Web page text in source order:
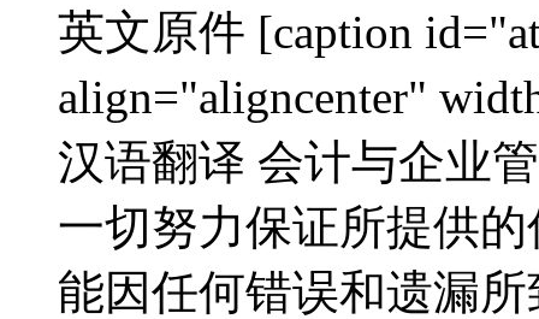
英文原件 [caption
align="aligncenter"
汉语翻译 会计与企业
一切努力保证所提供
能因任何错误和遗漏